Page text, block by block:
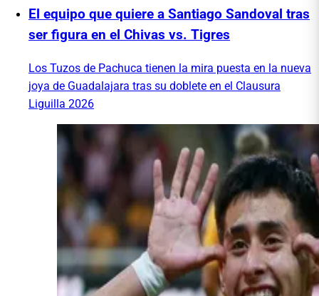
El equipo que quiere a Santiago Sandoval tras
ser figura en el Chivas vs. Tigres
Los Tuzos de Pachuca tienen la mira puesta en la nueva
joya de Guadalajara tras su doblete en el Clausura
Liguilla 2026